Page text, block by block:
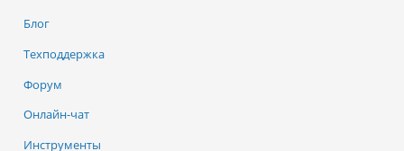
Блог
Техподдержка
Форум
Онлайн-чат
Инструменты